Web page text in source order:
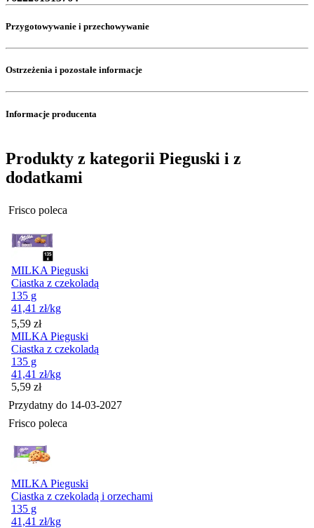
Przygotowywanie i przechowywanie
Ostrzeżenia i pozostałe informacje
Informacje producenta
Produkty z kategorii Pieguski i z
dodatkami
Frisco poleca
MILKA Pieguski
Ciastka z czekoladą
135 g
41,41 zł/kg
Cena
5,59 zł
MILKA Pieguski
Ciastka z czekoladą
135 g
41,41 zł/kg
Cena
5,59 zł
Przydatny do 14-03-2027
Frisco poleca
MILKA Pieguski
Ciastka z czekoladą i orzechami
135 g
41,41 zł/kg